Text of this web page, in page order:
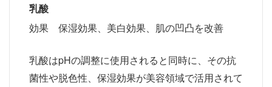
乳酸
効果 保湿効果、美白効果、肌の凹凸を改善
乳酸はpHの調整に使用されると同時に、その抗
菌性や脱色性、保湿効果が美容領域で活用されて